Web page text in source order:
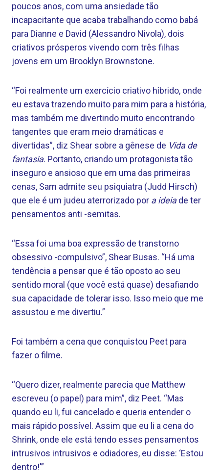
poucos anos, com uma ansiedade tão
incapacitante que acaba trabalhando como babá
para Dianne e David (Alessandro Nivola), dois
criativos prósperos vivendo com três filhas
jovens em um Brooklyn Brownstone.
“Foi realmente um exercício criativo híbrido, onde
eu estava trazendo muito para mim para a história,
mas também me divertindo muito encontrando
tangentes que eram meio dramáticas e
divertidas”, diz Shear sobre a gênese de Vida de
fantasia. Portanto, criando um protagonista tão
inseguro e ansioso que em uma das primeiras
cenas, Sam admite seu psiquiatra (Judd Hirsch)
que ele é um judeu aterrorizado por a ideiade ter
pensamentos anti -semitas.
“Essa foi uma boa expressão de transtorno
obsessivo -compulsivo”, Shear Busas. “Há uma
tendência a pensar que é tão oposto ao seu
sentido moral (que você está quase) desafiando
sua capacidade de tolerar isso. Isso meio que me
assustou e me divertiu.”
Foi também a cena que conquistou Peet para
fazer o filme.
“Quero dizer, realmente parecia que Matthew
escreveu (o papel) para mim”, diz Peet. “Mas
quando eu li, fui cancelado e queria entender o
mais rápido possível. Assim que eu li a cena do
Shrink, onde ele está tendo esses pensamentos
intrusivos intrusivos e odiadores, eu disse: ‘Estou
dentro!'”